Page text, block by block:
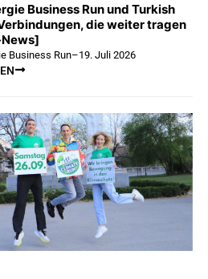
Business Run und Turkish
die weiter tragen
Business Run–19. Juli 2026